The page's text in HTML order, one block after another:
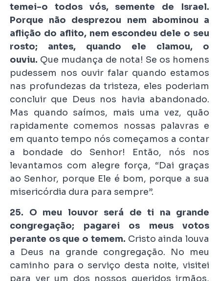
temei-o todos vós, semente de Israel.
Porque não desprezou nem abominou a
aflição do aflito, nem escondeu dele o seu
rosto; antes, quando ele clamou, o
ouviu. Que mudança de nota! Se os homens
pudessem nos ouvir falar quando estamos
nas profundezas da tristeza, eles poderiam
concluir que Deus nos havia abandonado.
Mas quando saímos, mais uma vez, quão
rapidamente comemos nossas palavras e
em quanto tempo nós começamos a contar
a bondade do Senhor! Então, nós nos
levantamos com alegre força, “Dai graças
ao Senhor, porque Ele é bom, porque a sua
misericórdia dura para sempre”.
25. O meu louvor será de ti na grande
congregação; pagarei os meus votos
perante os que o temem. Cristo ainda louva
a Deus na grande congregação. No meu
caminho para o serviço desta noite, visitei
para ver um dos nossos queridos irmãos,